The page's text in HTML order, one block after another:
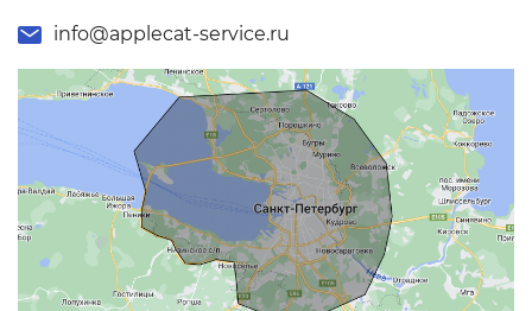
info@applecat-service.ru